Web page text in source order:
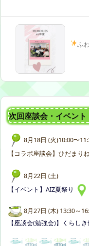
ふ
次回座談会・イベント
8月18日 (火)10:00〜
【コラボ座談会】ひだまり
8月22日 (土)
【イベント】AIZ夏祭り
8月27日 (木) 13:30～
【座談会(勉強会)】くらし